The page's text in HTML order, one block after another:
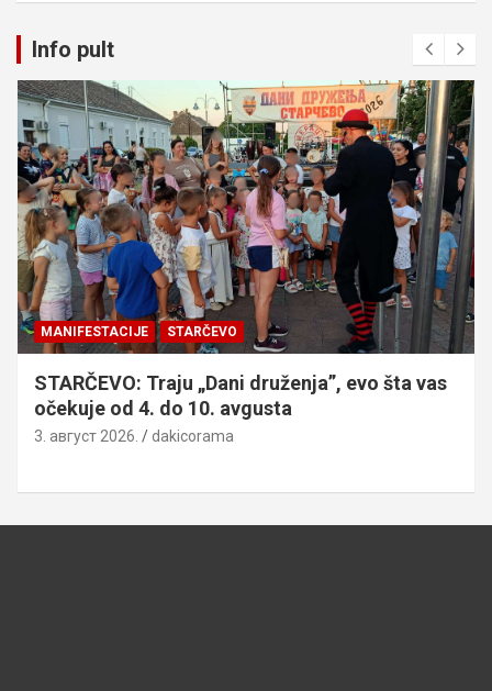
Info pult
MANIFESTACIJE STARČEVO
STARČEVO: Traju „Dani druženja”, evo šta vas
očekuje od 4. do 10. avgusta
3. август 2026. dakicorama